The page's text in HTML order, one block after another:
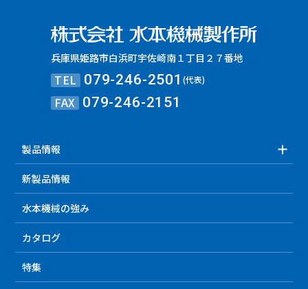
兵庫県姫路市白浜町宇佐崎南１丁目２７番地
TEL 079-246-2501(代表)
FAX 079-246-2151
製品情報
新製品情報
水本機械の強み
カタログ
特集